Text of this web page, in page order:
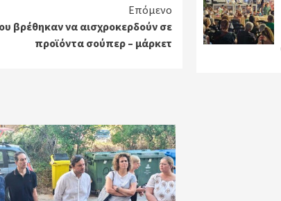
Επόμενο
βρέθηκαν να αισχροκερδούν σε
προϊόντα σούπερ – μάρκετ